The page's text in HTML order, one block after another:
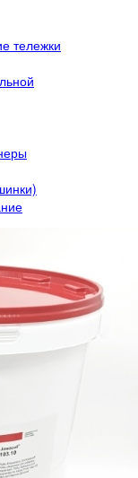
тележки